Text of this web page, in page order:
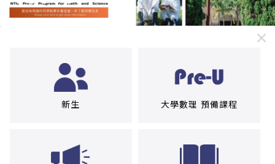
新生 大學數理 預備課程